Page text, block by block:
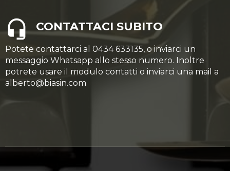
CONTATTACI SUBITO
Potete contattarci al 0434 633135, o inviarci un
messaggio Whatsapp allo stesso numero. Inoltre
potrete usare il modulo contatti o inviarci una mail a
alberto@biasin.com